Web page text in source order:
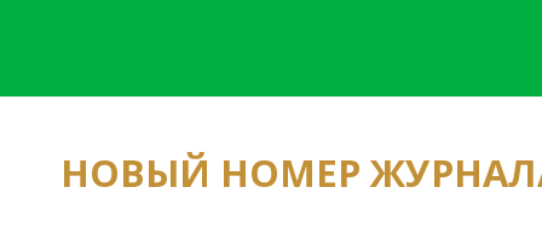
НОВЫЙ НОМЕР